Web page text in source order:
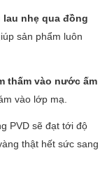
lau nhẹ qua đồng
sản phẩm luôn
thấm vào nước ấm
vào lớp mạ.
PVD sẽ đạt tới độ
thật hết sức sang